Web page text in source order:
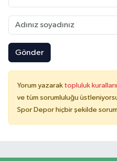
Gönder
Yorum yazarak topluluk
ve tüm sorumluluğu
Spor Depor hiçbir şekilde